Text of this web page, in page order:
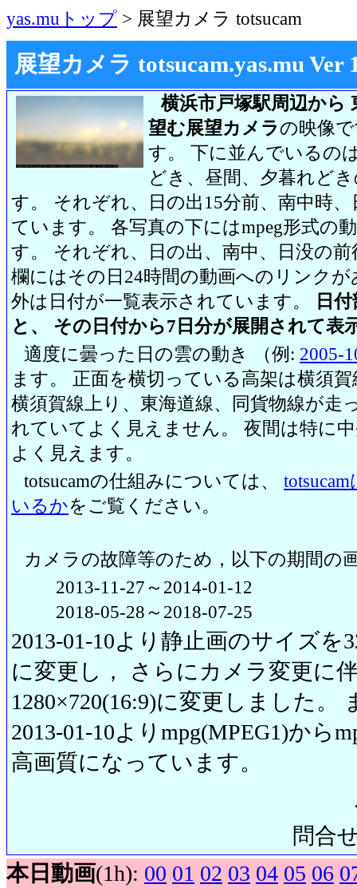
yas.muトップ > 展望カメラ totsucam
展望カメラ totsucam.yas.mu Ver
横浜市戸塚駅周辺から
望む展望カメラの映像
す。 下に並んでいるの
どき、昼間、夕暮れど
す。 それぞれ、日の出15分前、南中時
ています。 各写真の下にはmpeg形式の
す。 それぞれ、日の出、南中、日没の
欄にはその日24時間の動画へのリンク
外は日付が一覧表示されています。
日
と、 その日付から7日分が展開されて表
適度に曇った日の雲の動き （例: 2005-
ます。 正面を横切っている高架は横須
横須賀線上り、東海道線、同貨物線が走
れていてよく見えません。 夜間は特に
よく見えます。
totsucamの仕組みについては、
いるかをご覧ください。
カメラの故障等のため，以下の期間の
2013-11-27～2014-01-12
2018-05-28～2018-07-25
2013-01-10より静止画のサイズを
に変更し， さらにカメラ変更に
1280×720(16:9)に変更しました。
2013-01-10よりmpg(MPEG1)から
高画質になっています。
問合
本日動画(1h): 00 01 02 03 04 05 06